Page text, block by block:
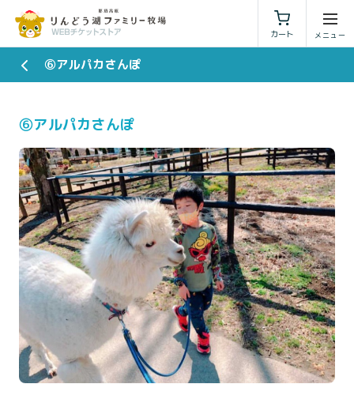
カート
利用規約 特定商取引法に基づく表示
⑥アルパカさんぽ
⑥アルパカさんぽ